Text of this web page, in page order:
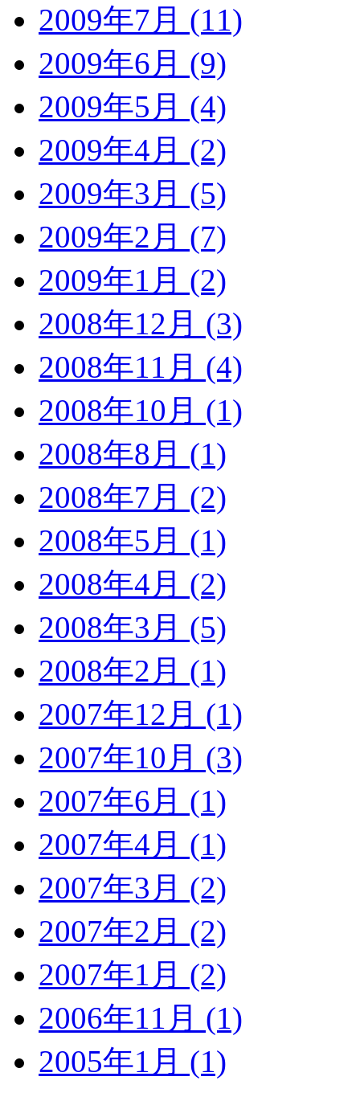
2009年7月 (11)
2009年6月 (9)
2009年5月 (4)
2009年4月 (2)
2009年3月 (5)
2009年2月 (7)
2009年1月 (2)
2008年12月 (3)
2008年11月 (4)
2008年10月 (1)
2008年8月 (1)
2008年7月 (2)
2008年5月 (1)
2008年4月 (2)
2008年3月 (5)
2008年2月 (1)
2007年12月 (1)
2007年10月 (3)
2007年6月 (1)
2007年4月 (1)
2007年3月 (2)
2007年2月 (2)
2007年1月 (2)
2006年11月 (1)
2005年1月 (1)